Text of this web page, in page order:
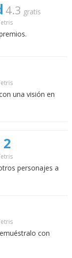
4.3 gratis
una visión en
personajes a
con